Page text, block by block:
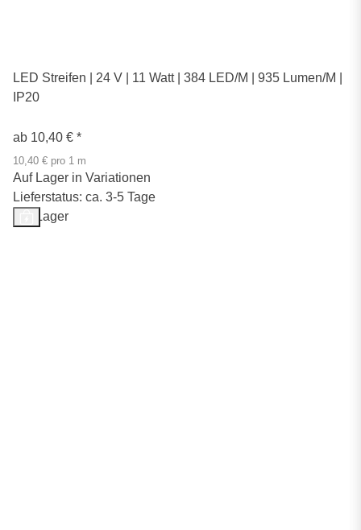
LED Streifen | 24 V | 11 Watt | 384 LED/M | 935 Lumen/M |
IP20
ab 10,40 € *
10,40 € pro 1 m
Auf Lager in Variationen
Lieferstatus: ca. 3-5 Tage
Auf Lager